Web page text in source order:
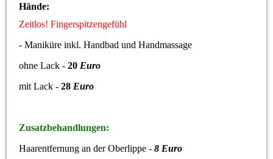
Hände:
Zeitlos! Fingerspitzengefühl
- Maniküre inkl. Handbad und Handmassage
ohne Lack -20 Euro
mit Lack -28 Euro
Zusatzbehandlungen:
Haarentfernung an der Oberlippe -8 Euro